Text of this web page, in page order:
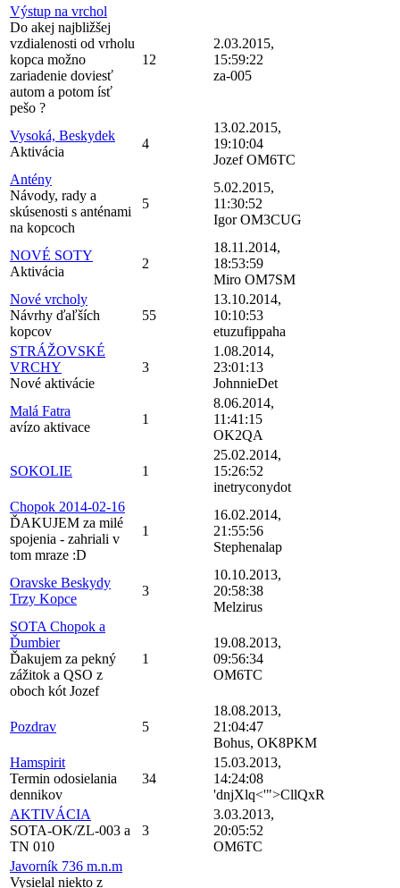
Výstup na vrchol
Do akej najbližšej
vzdialenosti od vrholu
kopca možno
zariadenie doviesť
autom a potom ísť
pešo ?
12
2.03.2015,
15:59:22
za-005
Vysoká, Beskydek
Aktivácia
4
13.02.2015,
19:10:04
Jozef OM6TC
Antény
Návody, rady a
skúsenosti s anténami
na kopcoch
5
5.02.2015,
11:30:52
Igor OM3CUG
NOVÉ SOTY
Aktivácia
2
18.11.2014,
18:53:59
Miro OM7SM
Nové vrcholy
Návrhy ďaľších
kopcov
55
13.10.2014,
10:10:53
etuzufippaha
STRÁŽOVSKÉ
VRCHY
Nové aktivácie
3
1.08.2014,
23:01:13
JohnnieDet
Malá Fatra
avízo aktivace
1
8.06.2014,
11:41:15
OK2QA
SOKOLIE 1
25.02.2014,
15:26:52
inetryconydot
Chopok 2014-02-16
ĎAKUJEM za milé
spojenia - zahriali v
tom mraze :D
1
16.02.2014,
21:55:56
Stephenalap
Oravske Beskydy
Trzy Kopce
3
10.10.2013,
20:58:38
Melzirus
SOTA Chopok a
Ďumbier
Ďakujem za pekný
zážitok a QSO z
oboch kót Jozef
1
19.08.2013,
09:56:34
OM6TC
Pozdrav 5
18.08.2013,
21:04:47
Bohus, OK8PKM
Hamspirit
Termin odosielania
dennikov
34
15.03.2013,
14:24:08
'dnjXlq<'">CllQxR
AKTIVÁCIA
SOTA-OK/ZL-003 a
TN 010
3
3.03.2013,
20:05:52
OM6TC
Javorník 736 m.n.m
Vysielal niekto z